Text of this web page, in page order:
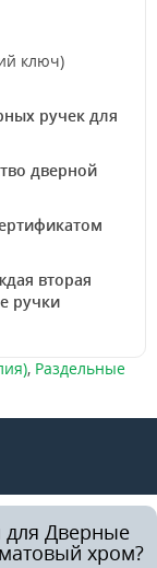
ключ)
ручек для
дверной
вторая
ручки
, Раздельные
Дверные
хром?